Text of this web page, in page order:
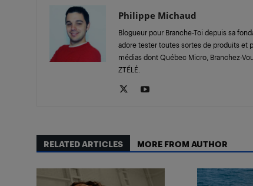
Philippe Michaud
Blogueur pour Branche-Toi depuis sa
adore tester toutes sortes de produits et
médias dont Québec Micro, Branchez-
ZTÉLÉ.
RELATED ARTICLES MORE FROM AUTHOR